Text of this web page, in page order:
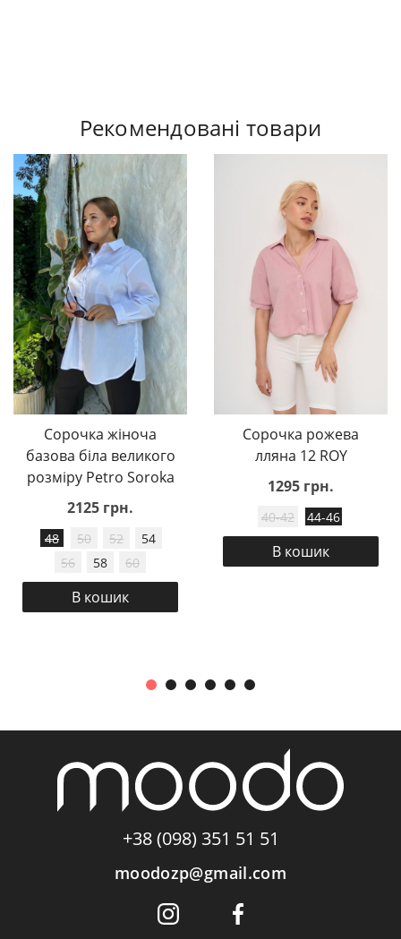
Рекомендовані товари
Сорочка жіноча
базова біла великого
розміру Petro Soroka
2125 грн.
48 50 52
54
56
58 60
В кошик
Сорочка рожева
лляна 12 ROY
1295 грн.
40-42 44-46
В кошик
+38 (098) 351 51 51
moodozp@gmail.com